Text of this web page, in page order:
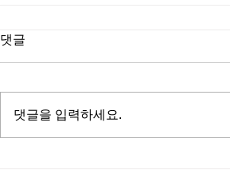
댓글
댓글을 입력하세요.